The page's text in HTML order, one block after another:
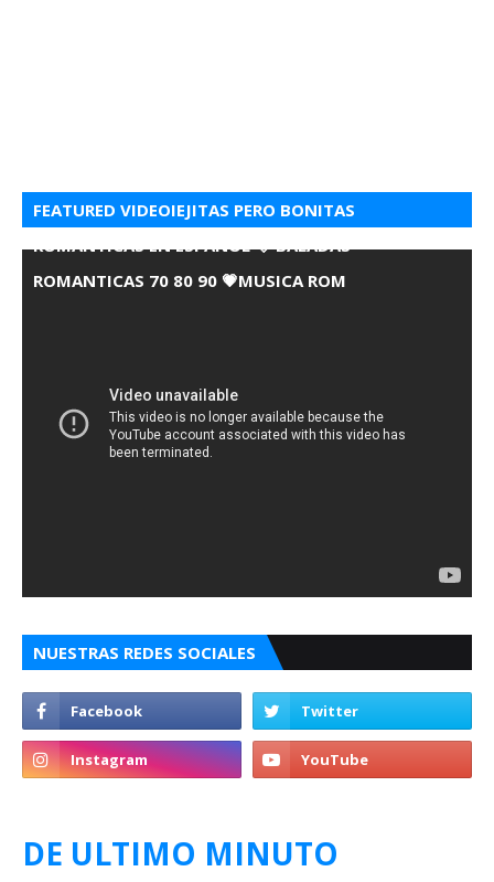
FEATURED VIDEOIEJITAS PERO BONITAS
ROMANTICAS EN ESPANOL 💘 BALADAS
ROMANTICAS 70 80 90 💗MUSICA ROM
NUESTRAS REDES SOCIALES
DE ULTIMO MINUTO